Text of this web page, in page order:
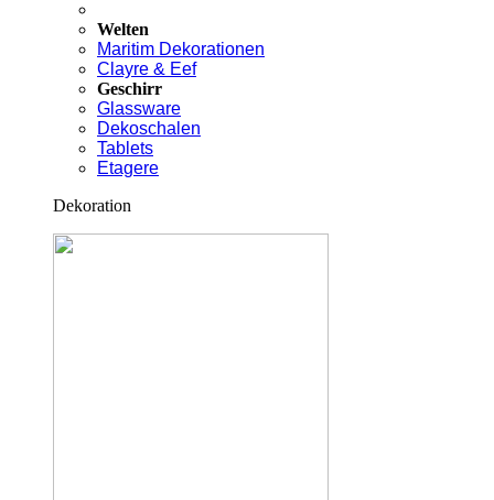
Welten
Maritim Dekorationen
Clayre & Eef
Geschirr
Glassware
Dekoschalen
Tablets
Etagere
Dekoration